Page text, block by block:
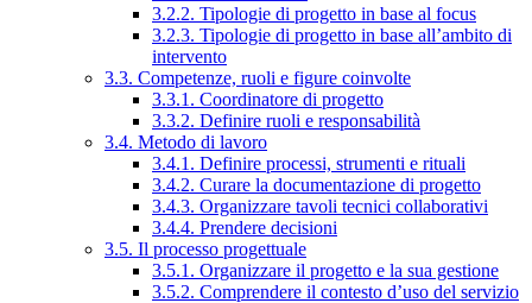
3.2.2. Tipologie di progetto in base al focus
3.2.3. Tipologie di progetto in base all’ambito di
intervento
3.3. Competenze, ruoli e figure coinvolte
3.3.1. Coordinatore di progetto
3.3.2. Definire ruoli e responsabilità
3.4. Metodo di lavoro
3.4.1. Definire processi, strumenti e rituali
3.4.2. Curare la documentazione di progetto
3.4.3. Organizzare tavoli tecnici collaborativi
3.4.4. Prendere decisioni
3.5. Il processo progettuale
3.5.1. Organizzare il progetto e la sua gestione
3.5.2. Comprendere il contesto d’uso del servizio